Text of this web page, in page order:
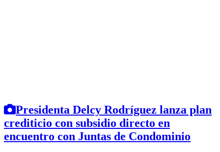
Presidenta Delcy Rodríguez lanza plan
crediticio con subsidio directo en
encuentro con Juntas de Condominio